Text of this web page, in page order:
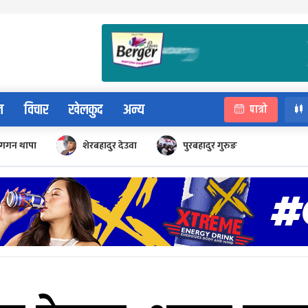
विचार खेलकुद अन्य पात्रो
गगन थापा शेरबहादुर देउवा पुरबहादुर गुरुङ